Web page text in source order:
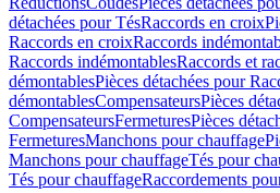
détachées pour TésRaccords en croix
Raccords en croixRaccords
Raccords indémontablesRaccords et
démontablesPièces détachées pour
démontablesCompensateursPièces
CompensateursFermeturesPièces
FermeturesManchons pour chauffage
Manchons pour chauffageTés pour
Tés pour chauffageRaccordements